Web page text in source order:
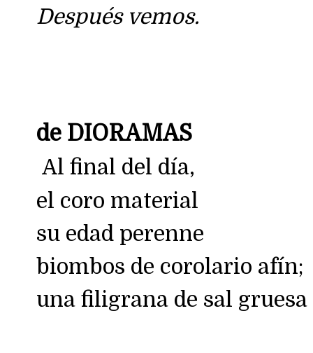
Después vemos.
de DIORAMAS
Al final del día,
el coro material
su edad perenne
biombos de corolario afín;
una filigrana de sal